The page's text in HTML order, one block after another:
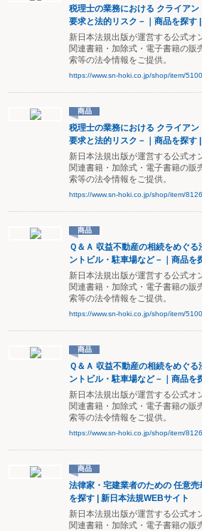
税理士の業務における クライア
要求と法的リスク－｜商品を探す
新日本法規出版が運営する公式オ
関連書籍・加除式・電子書籍の販
索等の法令情報をご提供。
https://www.sn-hoki.co.jp/shop/item/
商品
税理士の業務における クライア
要求と法的リスク－｜商品を探す
新日本法規出版が運営する公式オ
関連書籍・加除式・電子書籍の販
索等の法令情報をご提供。
https://www.sn-hoki.co.jp/shop/item/
商品
Ｑ＆Ａ 収益不動産の相続をめぐ
ントビル・駐車場など－｜商品を
新日本法規出版が運営する公式オ
関連書籍・加除式・電子書籍の販
索等の法令情報をご提供。
https://www.sn-hoki.co.jp/shop/item/
商品
Ｑ＆Ａ 収益不動産の相続をめぐ
ントビル・駐車場など－｜商品を
新日本法規出版が運営する公式オ
関連書籍・加除式・電子書籍の販
索等の法令情報をご提供。
https://www.sn-hoki.co.jp/shop/item/
商品
法律家・宅建業者のための 任意
を探す | 新日本法規WEBサイト
新日本法規出版が運営する公式オ
関連書籍・加除式・電子書籍の販